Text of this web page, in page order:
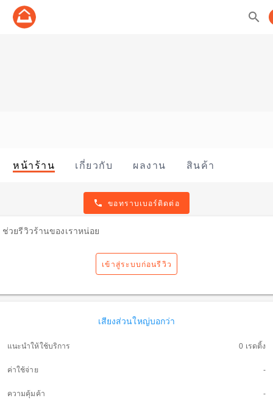
search
หน้าร้าน เกี่ยวกับ ผลงาน สินค้า
phone ขอทราบเบอร์ติดต่อ
ช่วยรีวิวร้านของเราหน่อย
เข้าสู่ระบบก่อนรีวิว
เสียงส่วนใหญ่บอกว่า
แนะนำให้ใช้บริการ 0 เรดติ้ง
ค่าใช้จ่าย -
ความคุ้มค้า -